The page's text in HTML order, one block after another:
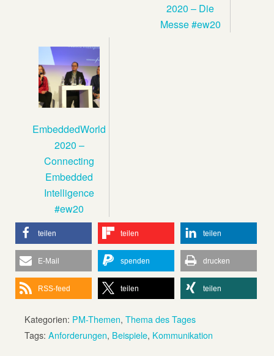
2020 – Die
Messe #ew20
EmbeddedWorld
2020 –
Connecting
Embedded
Intelligence
#ew20
teilen teilen teilen
E-Mail spenden drucken
RSS-feed teilen teilen
Kategorien: PM-Themen, Thema des Tages
Tags: Anforderungen, Beispiele, Kommunikation